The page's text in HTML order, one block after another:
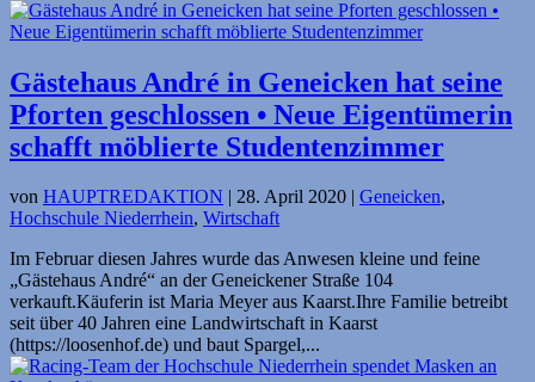
Gästehaus André in Geneicken hat seine
Pforten geschlossen • Neue Eigentümerin
schafft möblierte Studentenzimmer
von HAUPTREDAKTION | 28. April 2020 | Geneicken,
Hochschule Niederrhein, Wirtschaft
Im Februar diesen Jahres wurde das Anwesen kleine und feine
„Gästehaus André“ an der Geneickener Straße 104
verkauft.Käuferin ist Maria Meyer aus Kaarst.Ihre Familie betreibt
seit über 40 Jahren eine Landwirtschaft in Kaarst
(https://loosenhof.de) und baut Spargel,...